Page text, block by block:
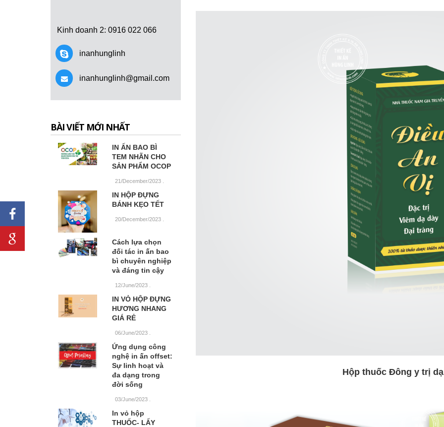
Kinh doanh 2: 0916 022 066
inanhunglinh
inanhunglinh@gmail.com
BÀI VIẾT MỚI NHẤT
IN ẤN BAO BÌ
TEM NHÃN CHO
SẢN PHẨM OCOP
21/December/2023
IN HỘP ĐỰNG
BÁNH KẸO TẾT
20/December/2023
Cách lựa chọn
đối tác in ấn bao
bì chuyên nghiệp
và đáng tin cậy
12/June/2023
IN VỎ HỘP ĐỰNG
HƯƠNG NHANG
GIÁ RẺ
06/June/2023
Ứng dụng công
nghệ in ấn offset:
Sự linh hoạt và
đa dạng trong
đời sống
03/June/2023
In vỏ hộp
THUỐC- LẤY
Hộp thuốc Đông y trị